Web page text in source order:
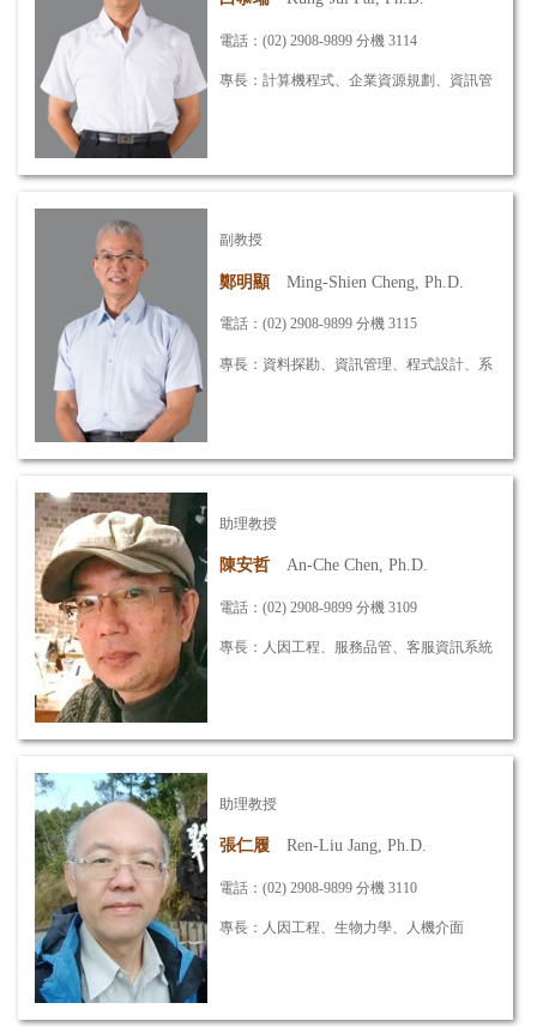
電話：(02) 2908-9899 分機 3114
專長：計算機程式、企業資源規劃、資訊管
信箱：poter@mail.mcut.edu.tw
副教授
鄭明顯 Ming-Shien Cheng, Ph.D.
電話：(02) 2908-9899 分機 3115
專長：資料探勘、資訊管理、程式設計、系
信箱：mscheng@mail.mcut.edu.tw
助理教授
陳安哲 An-Che Chen, Ph.D.
電話：(02) 2908-9899 分機 3109
專長：人因工程、服務品管、客服資訊系統
助理教授
張仁履 Ren-Liu Jang, Ph.D.
電話：(02) 2908-9899 分機 3110
專長：人因工程、生物力學、人機介面